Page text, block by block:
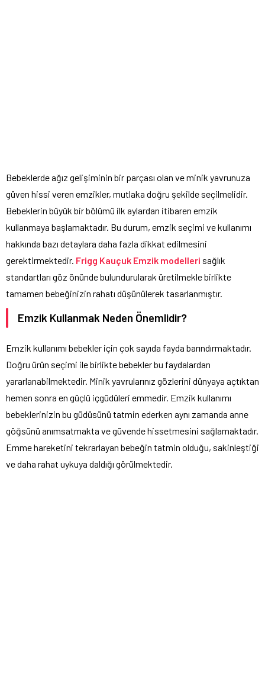
Bebeklerde ağız gelişiminin bir parçası olan ve minik yavrunuza
güven hissi veren emzikler, mutlaka doğru şekilde seçilmelidir.
Bebeklerin büyük bir bölümü ilk aylardan itibaren emzik
kullanmaya başlamaktadır. Bu durum, emzik seçimi ve kullanımı
hakkında bazı detaylara daha fazla dikkat edilmesini
gerektirmektedir. Frigg Kauçuk Emzik modelleri sağlık
standartları göz önünde bulundurularak üretilmekle birlikte
tamamen bebeğinizin rahatı düşünülerek tasarlanmıştır.
Emzik Kullanmak Neden Önemlidir?
Emzik kullanımı bebekler için çok sayıda fayda barındırmaktadır.
Doğru ürün seçimi ile birlikte bebekler bu faydalardan
yararlanabilmektedir. Minik yavrularınız gözlerini dünyaya açtıktan
hemen sonra en güçlü içgüdüleri emmedir. Emzik kullanımı
bebeklerinizin bu güdüsünü tatmin ederken aynı zamanda anne
göğsünü anımsatmakta ve güvende hissetmesini sağlamaktadır.
Emme hareketini tekrarlayan bebeğin tatmin olduğu, sakinleştiği
ve daha rahat uykuya daldığı görülmektedir.